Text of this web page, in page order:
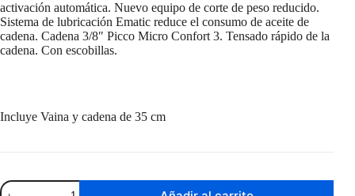
activación automática. Nuevo equipo de corte de peso reducido.
Sistema de lubricación Ematic reduce el consumo de aceite de
cadena. Cadena 3/8″ Picco Micro Confort 3. Tensado rápido de la
cadena. Con escobillas.
Incluye Vaina y cadena de 35 cm
Motosierra